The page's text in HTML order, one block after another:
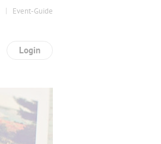
Event-Guide
Login